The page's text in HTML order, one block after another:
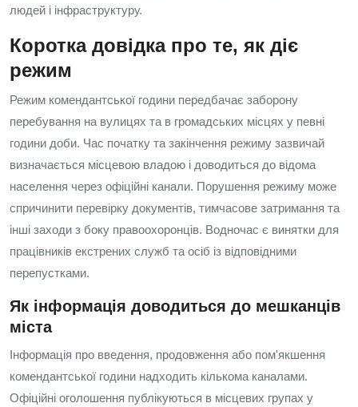
людей і інфраструктуру.
Коротка довідка про те, як діє
режим
Режим комендантської години передбачає заборону
перебування на вулицях та в громадських місцях у певні
години доби. Час початку та закінчення режиму зазвичай
визначається місцевою владою і доводиться до відома
населення через офіційні канали. Порушення режиму може
спричинити перевірку документів, тимчасове затримання та
інші заходи з боку правоохоронців. Водночас є винятки для
працівників екстрених служб та осіб із відповідними
перепустками.
Як інформація доводиться до мешканців
міста
Інформація про введення, продовження або пом'якшення
комендантської години надходить кількома каналами.
Офіційні оголошення публікуються в місцевих групах у